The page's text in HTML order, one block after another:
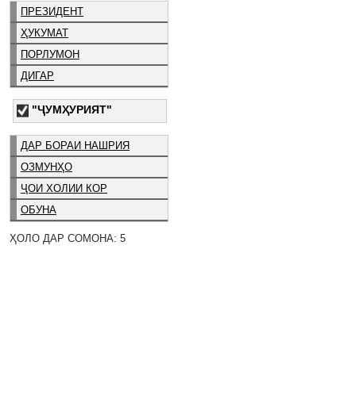
ПРЕЗИДЕНТ
ҲУКУМАТ
ПОРЛУМОН
ДИГАР
"ҶУМҲУРИЯТ"
ДАР БОРАИ НАШРИЯ
ОЗМУНҲО
ҶОИ ХОЛИИ КОР
ОБУНА
ҲОЛО ДАР СОМОНА: 5